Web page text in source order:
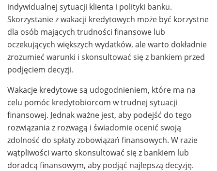
indywidualnej sytuacji klienta i polityki banku.
Skorzystanie z wakacji kredytowych może być korzystne
dla osób mających trudności finansowe lub
oczekujących większych wydatków, ale warto dokładnie
zrozumieć warunki i skonsultować się z bankiem przed
podjęciem decyzji.
Wakacje kredytowe są udogodnieniem, które ma na
celu pomóc kredytobiorcom w trudnej sytuacji
finansowej. Jednak ważne jest, aby podejść do tego
rozwiązania z rozwagą i świadomie ocenić swoją
zdolność do spłaty zobowiązań finansowych. W razie
wątpliwości warto skonsultować się z bankiem lub
doradcą finansowym, aby podjąć najlepszą decyzję.